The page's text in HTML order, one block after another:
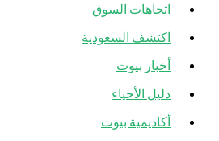
اتجاهات السوق
اكتشف السعودية
أخبار بيوت
دليل الأحياء
أكاديمية بيوت